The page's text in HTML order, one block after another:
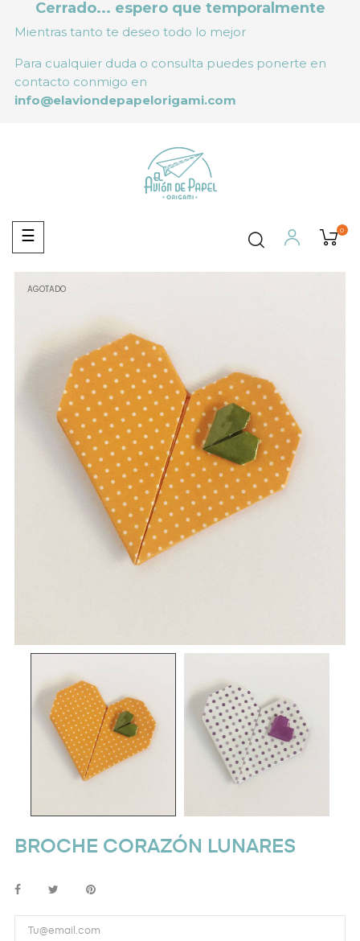
Cerrado... espero que temporalmente
Mientras tanto te deseo todo lo mejor
Para cualquier duda o consulta puedes ponerte en
contacto conmigo en
info@elaviondepapelorigami.com
Navegación
de
palanca
☰ 0
AGOTADO
BROCHE CORAZÓN LUNARES